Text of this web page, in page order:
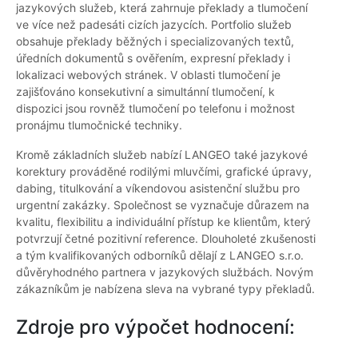
jazykových služeb, která zahrnuje překlady a tlumočení
ve více než padesáti cizích jazycích. Portfolio služeb
obsahuje překlady běžných i specializovaných textů,
úředních dokumentů s ověřením, expresní překlady i
lokalizaci webových stránek. V oblasti tlumočení je
zajišťováno konsekutivní a simultánní tlumočení, k
dispozici jsou rovněž tlumočení po telefonu i možnost
pronájmu tlumočnické techniky.
Kromě základních služeb nabízí LANGEO také jazykové
korektury prováděné rodilými mluvčími, grafické úpravy,
dabing, titulkování a víkendovou asistenční službu pro
urgentní zakázky. Společnost se vyznačuje důrazem na
kvalitu, flexibilitu a individuální přístup ke klientům, který
potvrzují četné pozitivní reference. Dlouholeté zkušenosti
a tým kvalifikovaných odborníků dělají z LANGEO s.r.o.
důvěryhodného partnera v jazykových službách. Novým
zákazníkům je nabízena sleva na vybrané typy překladů.
Zdroje pro výpočet hodnocení: